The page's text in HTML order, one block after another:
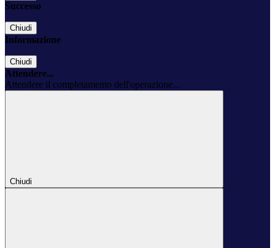
Successo
Chiudi
Informazione
Chiudi
Attendere...
Attendere il completamento dell'operazione...
Chiudi